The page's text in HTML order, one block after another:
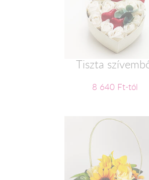
Tiszta
8 640 Ft-tól